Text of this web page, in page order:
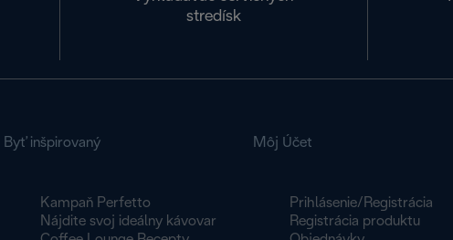
stredísk
Byť inšpirovaný
Kampaň Perfetto
Nájdite svoj ideálny kávovar
Môj Účet
Prihlásenie/Registrácia
Registrácia produktu